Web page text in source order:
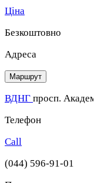
Ціна
Безкоштовно
Адреса
Маршрут
ВДНГ просп.
Телефон
Call
(044) 596-91-01